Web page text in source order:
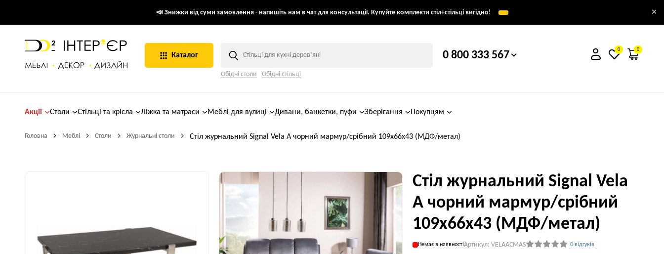
📣 Знижки від суми замовлення - напишіть нам в чат для консультації. Купуйте комплекти стіл+стільці вигідно! ×
Каталог
Обідні столи Обідні стільці
0 800 333 567 0 0
Акції Столи Стільці та крісла Ліжка та матраси Меблі для вулиці Дивани, банкетки, пуфи Зберігання Покупцям
Головна Меблі Столи Журнальні столи Стіл журнальний Signal Vela A чорний мармур/срібний 109х66х43 (МДФ/метал)
Стіл журнальний Signal Vela
A чорний мармур/срібний
109х66х43 (МДФ/метал)
Немає в наявностіАртикул: VELAACMAS 0 відгуків